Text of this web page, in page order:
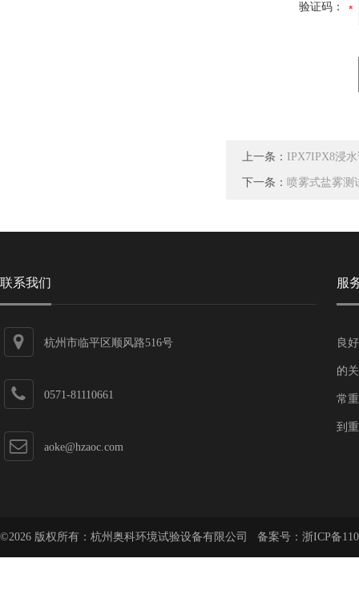
验证码：
上一条： IPX7IPX8浸
下一条： 喷雾式盐雾测
联系我们
杭州市临平区顺风路516号
0571-81110661
aoke@hzaoc.com
服
良
的
常
到
©2026 版权所有：杭州奥科环境试验设备有限公司 备案号： 浙ICP备